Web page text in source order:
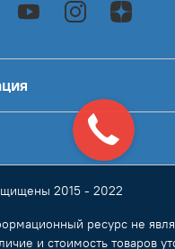
2015 - 2022
ресурс не
и стоимость товаров